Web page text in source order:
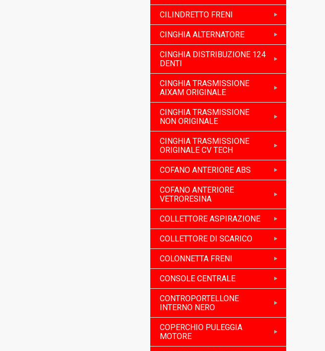
CILINDRETTO FRENI
CINGHIA ALTERNATORE
CINGHIA DISTRIBUZIONE 124
DENTI
CINGHIA TRASMISSIONE
AIXAM ORIGINALE
CINGHIA TRASMISSIONE
NON ORIGINALE
CINGHIA TRASMISSIONE
ORIGINALE CV TECH
COFANO ANTERIORE ABS
COFANO ANTERIORE
VETRORESINA
COLLETTORE ASPIRAZIONE
COLLETTORE DI SCARICO
COLONNETTA FRENI
CONSOLE CENTRALE
CONTROPORTELLONE
INTERNO NERO
COPERCHIO PULEGGIA
MOTORE